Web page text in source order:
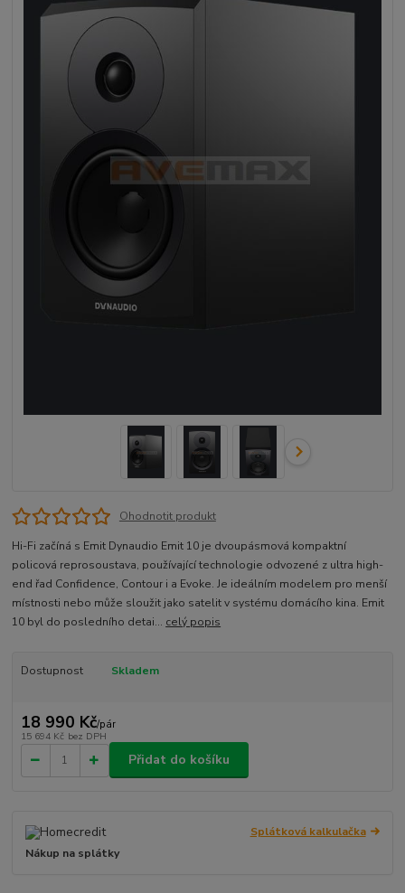
Ohodnotit produkt
Hi-Fi začíná s Emit Dynaudio Emit 10 je dvoupásmová kompaktní
policová reprosoustava, používající technologie odvozené z ultra high-
end řad Confidence, Contour i a Evoke. Je ideálním modelem pro menší
místnosti nebo může sloužit jako satelit v systému domácího kina. Emit
10 byl do posledního detai... celý popis
Dostupnost Skladem
18 990 Kč/pár
15 694 Kč bez DPH
Přidat do košíku
Splátková kalkulačka
Nákup na splátky